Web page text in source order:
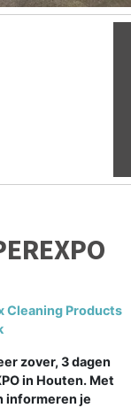
Cleaning Products
zover, 3 dagen
in Houten. Met
informeren je